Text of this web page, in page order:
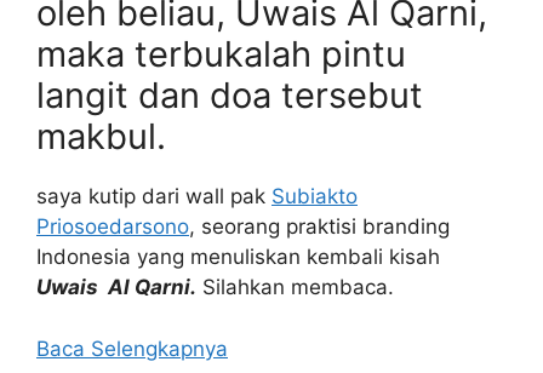
oleh beliau, Uwais Al Qarni,
maka terbukalah pintu
langit dan doa tersebut
makbul.
saya kutip dari wall pak Subiakto
Priosoedarsono, seorang praktisi branding
Indonesia yang menuliskan kembali kisah
Uwais Al Qarni. Silahkan membaca.
Baca Selengkapnya